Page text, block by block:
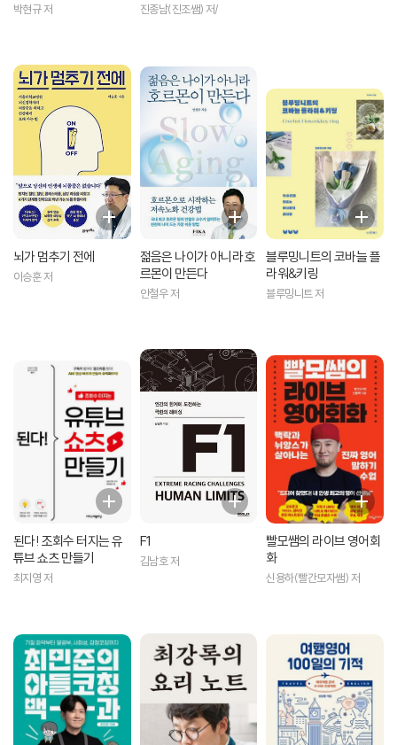
박현규 저 진종남(진조쌤) 저/
뇌가 멈추기 전에
이승훈 저
젊음은 나이가 아니라 호
르몬이 만든다
안철우 저
블루밍니트의 코바늘 플
라워&키링
블루밍니트 저
된다! 조회수 터지는 유
튜브 쇼츠 만들기
최지영 저
F1
김남호 저
빨모쌤의 라이브 영어회
화
신용하(빨간모자쌤) 저